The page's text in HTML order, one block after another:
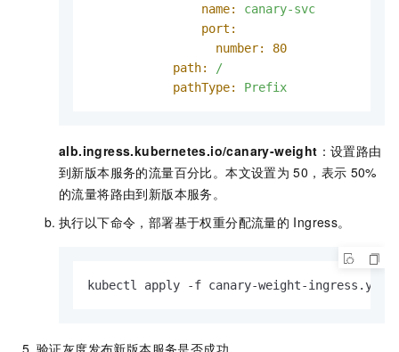
name:
canary-svc
port:
number:
80
path:
/
pathType:
Prefix
alb.ingress.kubernetes.io/canary-weight ：设置路由
到新版本服务的流量百分比。本文设置为 50，表示 50%
的流量将路由到新版本服务。
执行以下命令，部署基于权重分配流量的 Ingress。
kubectl apply -f canary-weight-ingress.yaml
验证灰度发布新版本服务是否成功。